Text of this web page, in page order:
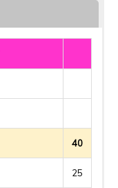
40
25